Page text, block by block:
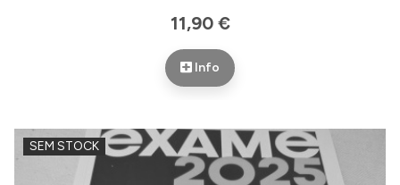
11,90 €
Info
SEM STOCK